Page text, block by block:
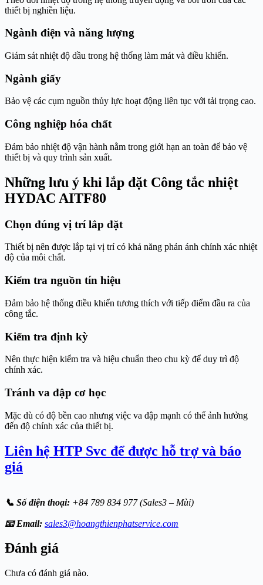
thiết bị nghiền liệu.
Ngành điện và năng lượng
Giám sát nhiệt độ dầu trong hệ thống làm mát và điều khiển.
Ngành giấy
Bảo vệ các cụm nguồn thủy lực hoạt động liên tục với tải trọng cao.
Công nghiệp hóa chất
Đảm bảo nhiệt độ vận hành nằm trong giới hạn an toàn để bảo vệ
thiết bị và quy trình sản xuất.
Những lưu ý khi lắp đặt Công tắc nhiệt
HYDAC AITF80
Chọn đúng vị trí lắp đặt
Thiết bị nên được lắp tại vị trí có khả năng phản ánh chính xác nhiệt
độ của môi chất.
Kiểm tra nguồn tín hiệu
Đảm bảo hệ thống điều khiển tương thích với tiếp điểm đầu ra của
công tắc.
Kiểm tra định kỳ
Nên thực hiện kiểm tra và hiệu chuẩn theo chu kỳ để duy trì độ
chính xác.
Tránh va đập cơ học
Mặc dù có độ bền cao nhưng việc va đập mạnh có thể ảnh hưởng
đến độ chính xác của thiết bị.
Liên hệ HTP Svc để được hỗ trợ và báo
giá
📞 Số điện thoại: +84 789 834 977 (Sales3 – Mùi)
📧 Email: sales3@hoangthienphatservice.com
Đánh giá
Chưa có đánh giá nào.